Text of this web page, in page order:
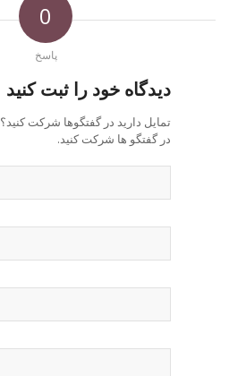
0
پاسخ
دیدگاه خود را ثبت کنید
تمایل دارید در گفتگوها شرکت کنید؟
در گفتگو ها شرکت کنید.